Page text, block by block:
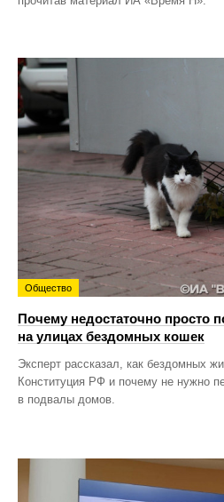
Общество
Почему недостаточно просто
на улицах бездомных кошек
Эксперт рассказал, как бездомных
Конституция РФ и почему не нужно
в подвалы домов.